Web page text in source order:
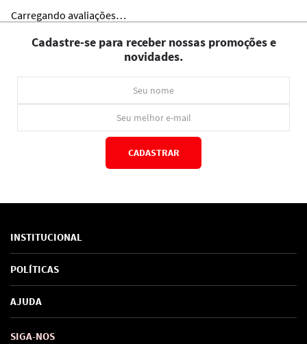
Carregando avaliações…
Cadastre-se para receber nossas promoções e
novidades.
CADASTRAR
INSTITUCIONAL
Sobre Nós
Marcas
SAC de marcas
Como comprar
POLÍTICAS
Política de Privacidade
Troca e Devoluções
Formas de Pagamento
AJUDA
SIGA-NOS